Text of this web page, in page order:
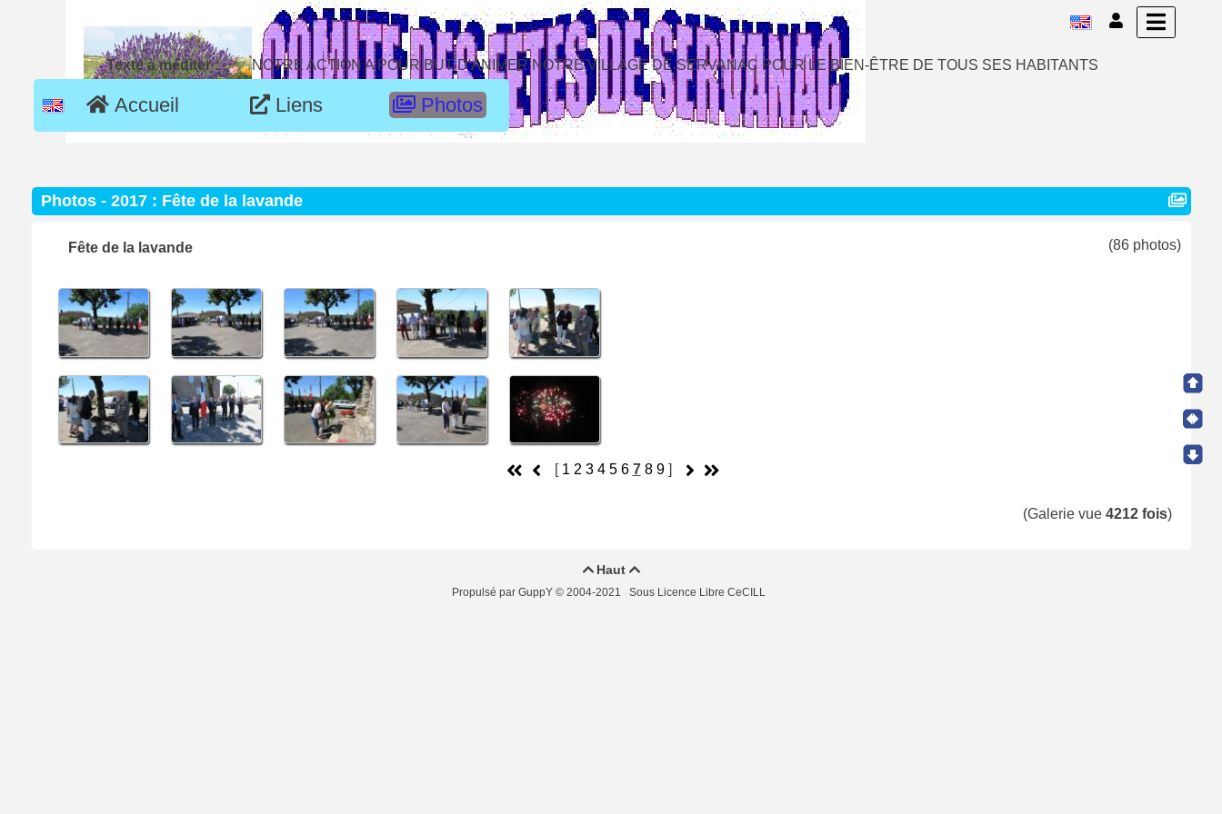
Texte à méditer : NOTRE ACTION A POUR BUT D'ANIMER NOTRE VILLAGE DE SERVANAC POUR LE BIEN-ÊTRE DE TOUS SES HABITANTS
Accueil Liens Photos
Photos - 2017 : Fête de la lavande
Fête de la lavande (86 photos)
[ 1 2 3 4 5 6 7 8 9]
(Galerie vue 4212 fois)
Haut 
Propulsé par GuppY © 2004-2021 Sous Licence Libre CeCILL